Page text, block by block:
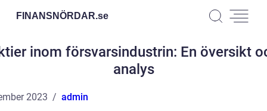
FINANSNÖRDAR.se
inom försvarsindustrin: En översikt
analys
2023 admin